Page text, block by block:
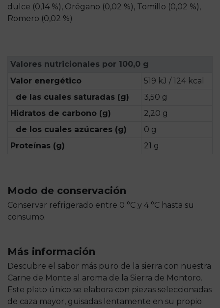
dulce (0,14 %), Orégano (0,02 %), Tomillo (0,02 %),
Romero (0,02 %)
Valores nutricionales por 100,0 g
Valor energético
519 kJ / 124 kcal
de las cuales saturadas (g)
3,50 g
Hidratos de carbono (g)
2,20 g
de los cuales azúcares (g)
0 g
Proteínas (g)
21 g
Modo de conservación
Conservar refrigerado entre 0 °C y 4 °C hasta su
consumo.
Más información
Descubre el sabor más puro de la sierra con nuestra
Carne de Monte al aroma de la Sierra de Montoro.
Este plato único se elabora con piezas seleccionadas
de caza mayor, guisadas lentamente en su propio